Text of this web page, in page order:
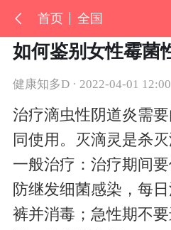
首页 全国
如何鉴别女性霉菌
健康知多D · 2022-04-01 12:00
治疗滴虫性阴道炎需
同使用。灭滴灵是杀
一般治疗：治疗期间
防继发细菌感染，每
裤并消毒；急性期不